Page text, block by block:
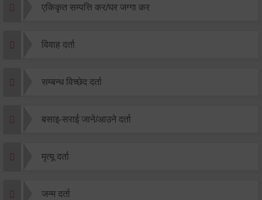
एकिकृत सम्पत्ति कर/घर जग्गा कर
विवाह दर्ता
सम्बन्ध विच्छेद दर्ता
बसाइ-सराई जाने/आउने दर्ता
मृत्यू दर्ता
जन्म दर्ता